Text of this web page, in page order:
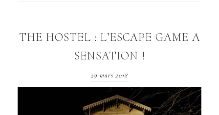
THE HOSTEL : L’ESCAPE GAME A
SENSATION !
29 mars 2018